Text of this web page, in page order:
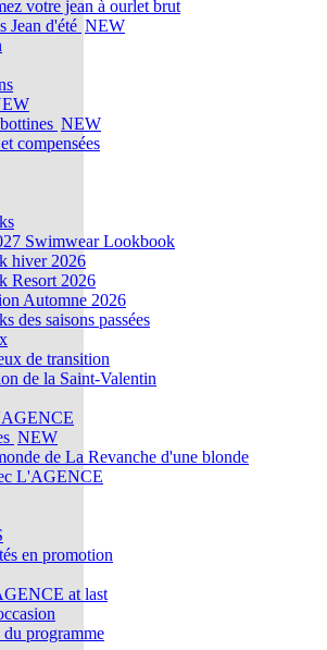
votre jean à ourlet brut
Jean d'été NEW
NEW
compensées
Swimwear Lookbook
hiver 2026
Resort 2026
Automne 2026
des saisons passées
de transition
de la Saint-Valentin
NEW
de La Revanche d'une blonde
L'AGENCE
en promotion
at last
programme